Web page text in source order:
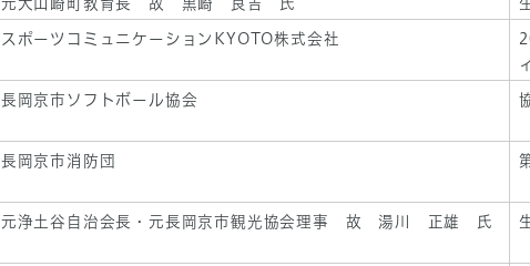
元大山崎町教育長 故 黒崎 良吉 氏
スポーツコミュニケーションKYOTO株式会社
長岡京市ソフトボール協会
長岡京市消防団
元浄土谷自治会長・元長岡京市観光協会理事 故 湯川 正雄 氏